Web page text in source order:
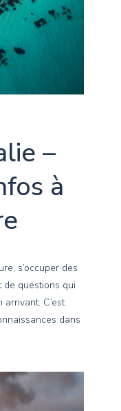
–
à
s’occuper des
de questions qui
C’est
dans